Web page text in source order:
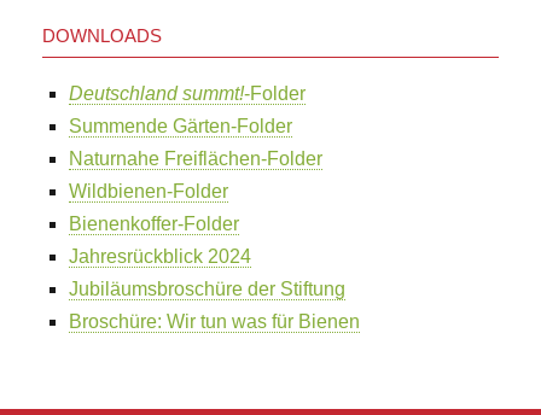
DOWNLOADS
Deutschland summt!-Folder
Summende Gärten-Folder
Naturnahe Freiflächen-Folder
Wildbienen-Folder
Bienenkoffer-Folder
Jahresrückblick 2024
Jubiläumsbroschüre der Stiftung
Broschüre: Wir tun was für Bienen